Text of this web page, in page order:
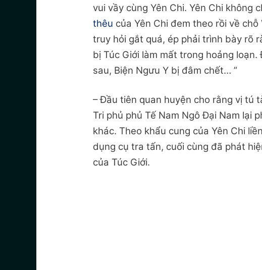
vui vầy cùng Yên Chi. Yên Chi không
thêu của Yên Chi đem theo rồi về
truy hỏi gắt quá, ép phải trình bày rõ
bị Túc Giới làm mất trong hoảng loạn.
sau, Biện Ngưu Y bị đâm chết… ”
– Đầu tiên quan huyện cho rằng vị tú
Tri phủ phủ Tế Nam Ngô Đại Nam lại
khác. Theo khẩu cung của Yên Chi
dụng cụ tra tấn, cuối cùng đã phát
của Túc Giới.